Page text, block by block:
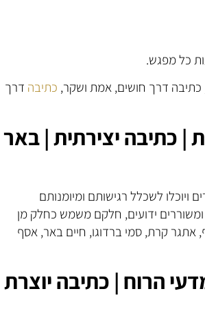
כתיבה דרך חושים, אמת ושקר, כתיבה דרך
| כתיבה יצירתית | באר
ויוכלו לשכלל רגישותם ומיומנותם
ידועים, חלקם משמש כחלק מן
קרת, סמי ברדוגו, חיים באר, אסף
הרוח | כתיבה יוצרת